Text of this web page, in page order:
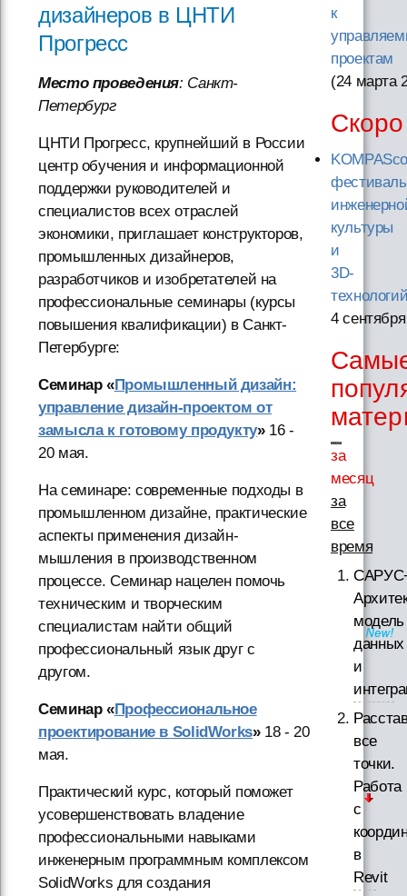
дизайнеров в ЦНТИ
Прогресс
Место проведения: Санкт-
Петербург
ЦНТИ Прогресс, крупнейший в России
центр обучения и информационной
поддержки руководителей и
специалистов всех отраслей
экономики, приглашает конструкторов,
промышленных дизайнеров,
разработчиков и изобретателей на
профессиональные семинары (курсы
повышения квалификации) в Санкт-
Петербурге:
Семинар «Промышленный дизайн:
управление дизайн-проектом от
замысла к готовому продукту»16 -
20 мая.
На семинаре: современные подходы в
промышленном дизайне, практические
аспекты применения дизайн-
мышления в производственном
процессе. Семинар нацелен помочь
техническим и творческим
специалистам найти общий
профессиональный язык друг с
другом.
Семинар «Профессиональное
проектирование в SolidWorks»18 - 20
мая.
Практический курс, который поможет
усовершенствовать владение
профессиональными навыками
инженерным программным комплексом
SolidWorks для создания
к
проектам
(24 марта
Скоро
фестиваль
культуры
и
3D-
4
за
месяц
за
все
время
модель
данных
и
все
точки.
Работа
с
в
Revit